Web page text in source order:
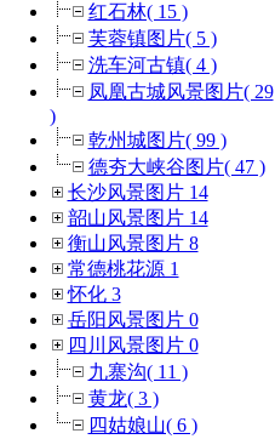
红石林( 15 )
芙蓉镇图片( 5 )
洗车河古镇( 4 )
凤凰古城风景图片( 29
)
乾州城图片( 99 )
德夯大峡谷图片( 47 )
长沙风景图片 14
韶山风景图片 14
衡山风景图片 8
常德桃花源 1
怀化 3
岳阳风景图片 0
四川风景图片 0
九寨沟( 11 )
黄龙( 3 )
四姑娘山( 6 )